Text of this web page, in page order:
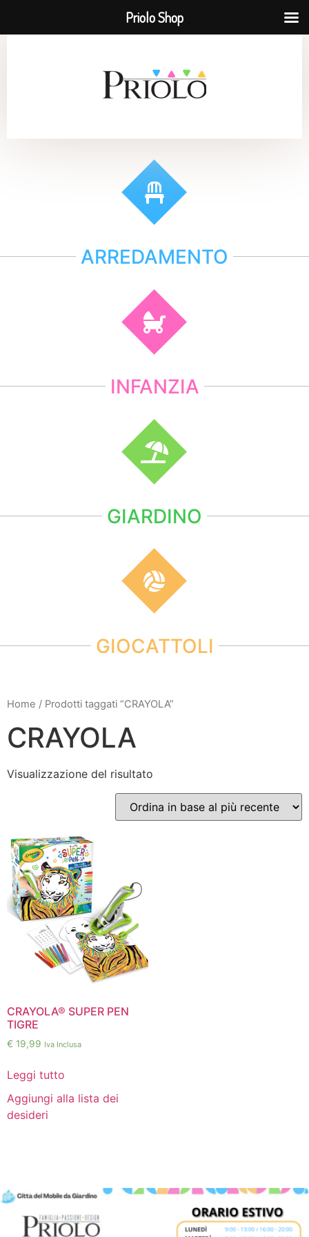
ARREDAMENTO
INFANZIA
GIARDINO
GIOCATTOLI
Home / Prodotti taggati “CRAYOLA”
CRAYOLA
Visualizzazione del risultato
CRAYOLA® SUPER PEN
TIGRE
€ 19,99 Iva Inclusa
Leggi tutto
Aggiungi alla lista dei
desideri
Priolo Shop